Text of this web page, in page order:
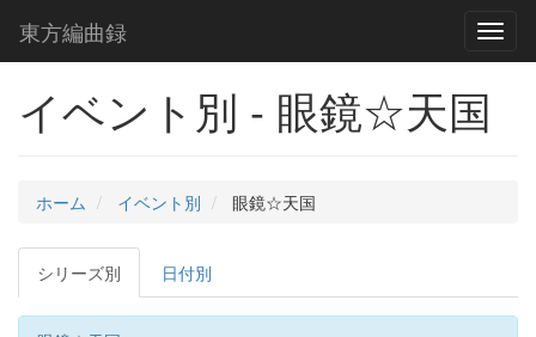
東方編曲録
イベント別 - 眼鏡☆天国
ホーム イベント別 眼鏡☆天国
シリーズ別 日付別